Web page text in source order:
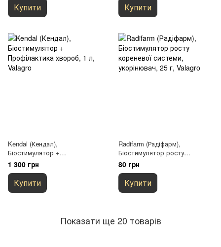
Купити Купити
Kendal (Кендал),
Біостимулятор +
Профілактика хвороб, 1 л,
Valagro
1 300 грн
Купити
Radifarm (Радіфарм),
Біостимулятор росту
кореневої системи,
укорінювач, 25 г, Valagro
80 грн
Купити
Показати ще 20 товарів